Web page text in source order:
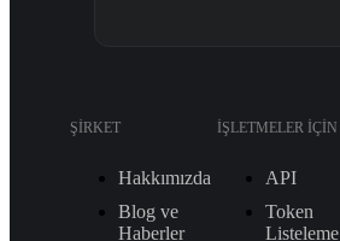
ŞIRKET
Hakkımızda
Blog ve
Haberler
İŞLETMELER IÇIN
API
Token
Listeleme